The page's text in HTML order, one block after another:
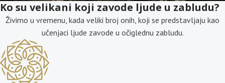
Ko su velikani koji zavode ljude u zabludu?
Živimo u vremenu, kada veliki broj onih, koji se predstavljaju kao
učenjaci ljude zavode u očiglednu zabludu.